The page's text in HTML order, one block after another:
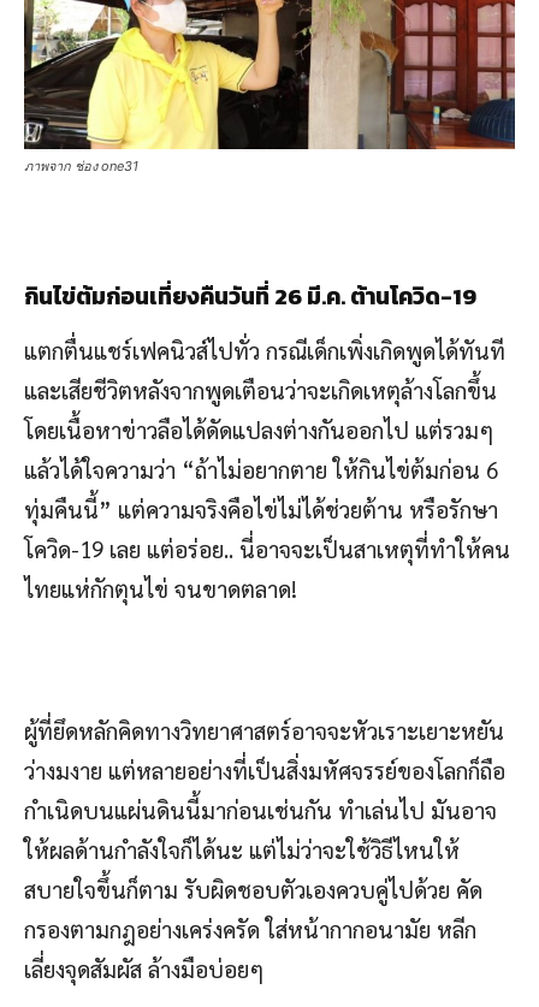
ภาพจาก ช่อง one31
กินไข่ต้มก่อนเที่ยงคืนวันที่ 26 มี.ค. ต้านโควิด-19
แตกตื่นแชร์เฟคนิวส์ไปทั่ว กรณีเด็กเพิ่งเกิดพูดได้ทันที
และเสียชีวิตหลังจากพูดเตือนว่าจะเกิดเหตุล้างโลกขึ้น
โดยเนื้อหาข่าวลือได้ดัดแปลงต่างกันออกไป แต่รวมๆ
แล้วได้ใจความว่า “ถ้าไม่อยากตาย ให้กินไข่ต้มก่อน 6
ทุ่มคืนนี้” แต่ความจริงคือไข่ไม่ได้ช่วยต้าน หรือรักษา
โควิด-19 เลย แต่อร่อย.. นี่อาจจะเป็นสาเหตุที่ทำให้คน
ไทยแห่กักตุนไข่ จนขาดตลาด!
ผู้ที่ยึดหลักคิดทางวิทยาศาสตร์อาจจะหัวเราะเยาะหยัน
ว่างมงาย แต่หลายอย่างที่เป็นสิ่งมหัศจรรย์ของโลกก็ถือ
กำเนิดบนแผ่นดินนี้มาก่อนเช่นกัน ทำเล่นไป มันอาจ
ให้ผลด้านกำลังใจก็ได้นะ แต่ไม่ว่าจะใช้วิธีไหนให้
สบายใจขึ้นก็ตาม รับผิดชอบตัวเองควบคู่ไปด้วย คัด
กรองตามกฎอย่างเคร่งครัด ใส่หน้ากากอนามัย หลีก
เลี่ยงจุดสัมผัส ล้างมือบ่อยๆ